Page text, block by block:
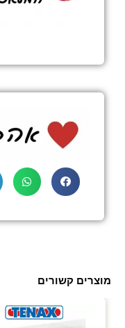
מוצרים קשורים